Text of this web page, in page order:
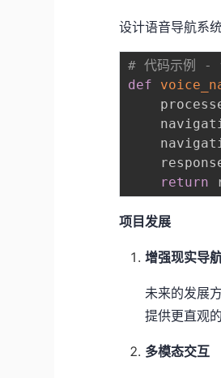
设计语音导航系
# 代码示例 -
def
return
项目发展
增强现实导
未来的发展
提供更直观
多模态交互